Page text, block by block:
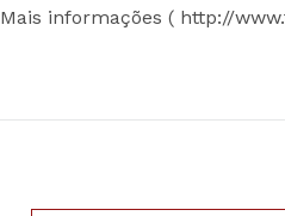
Mais informações ( http://